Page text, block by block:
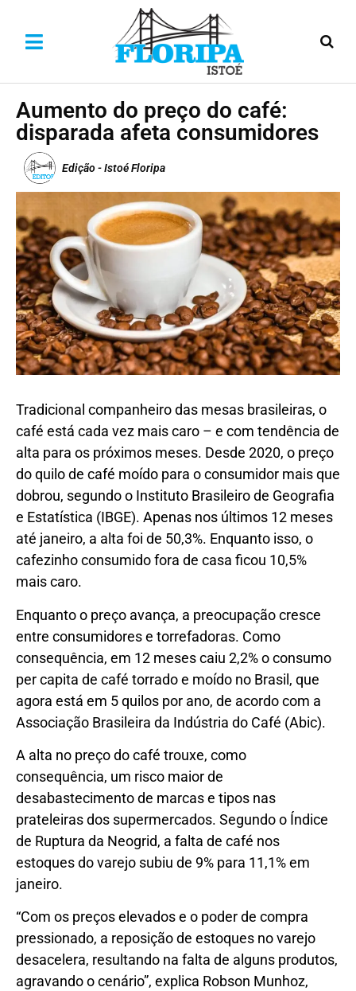
Aumento do preço do café:
disparada afeta consumidores
Edição - Istoé Floripa
Tradicional companheiro das mesas brasileiras, o
café está cada vez mais caro – e com tendência de
alta para os próximos meses. Desde 2020, o preço
do quilo de café moído para o consumidor mais que
dobrou, segundo o Instituto Brasileiro de Geografia
e Estatística (IBGE). Apenas nos últimos 12 meses
até janeiro, a alta foi de 50,3%. Enquanto isso, o
cafezinho consumido fora de casa ficou 10,5%
mais caro.
Enquanto o preço avança, a preocupação cresce
entre consumidores e torrefadoras. Como
consequência, em 12 meses caiu 2,2% o consumo
per capita de café torrado e moído no Brasil, que
agora está em 5 quilos por ano, de acordo com a
Associação Brasileira da Indústria do Café (Abic).
A alta no preço do café trouxe, como
consequência, um risco maior de
desabastecimento de marcas e tipos nas
prateleiras dos supermercados. Segundo o Índice
de Ruptura da Neogrid, a falta de café nos
estoques do varejo subiu de 9% para 11,1% em
janeiro.
“Com os preços elevados e o poder de compra
pressionado, a reposição de estoques no varejo
desacelera, resultando na falta de alguns produtos,
agravando o cenário”, explica Robson Munhoz,